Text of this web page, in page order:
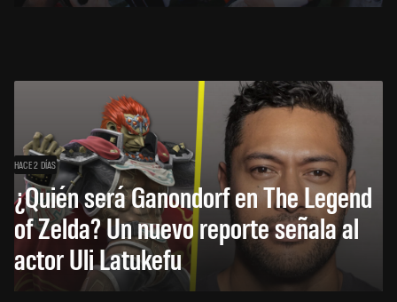
HACE 2 DÍAS
¿Quién será Ganondorf en The Legend
of Zelda? Un nuevo reporte señala al
actor Uli Latukefu